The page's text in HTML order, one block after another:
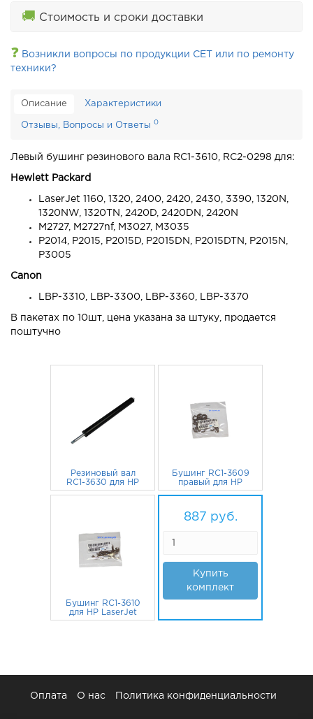
🚚 Стоимость и сроки доставки
❓ Возникли вопросы по продукции CET или по ремонту
техники?
Описание Характеристики
Отзывы, Вопросы и Ответы 0
Левый бушинг резинового вала RC1-3610, RC2-0298 для:
Hewlett Packard
LaserJet 1160, 1320, 2400, 2420, 2430, 3390, 1320N,
1320NW, 1320TN, 2420D, 2420DN, 2420N
M2727, M2727nf, M3027, M3035
P2014, P2015, P2015D, P2015DN, P2015DTN, P2015N,
P3005
Canon
LBP-3310, LBP-3300, LBP-3360, LBP-3370
В пакетах по 10шт, цена указана за штуку, продается
поштучно
Резиновый вал
RC1-3630 для HP
LaserJet 1320,
Бушинг RC1-3609
правый для HP
LaserJet 1320,
P2014, P2015dn,
Бушинг RC1-3610
для HP LaserJet
1320, P2015, 1160,
887 руб.
Купить
комплект
Оплата О нас Политика конфиденциальности